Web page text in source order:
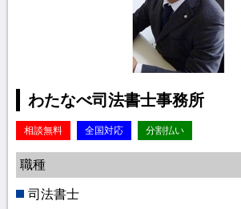
わたなべ司法書士事務所
相談無料 全国対応 分割払い
職種
司法書士